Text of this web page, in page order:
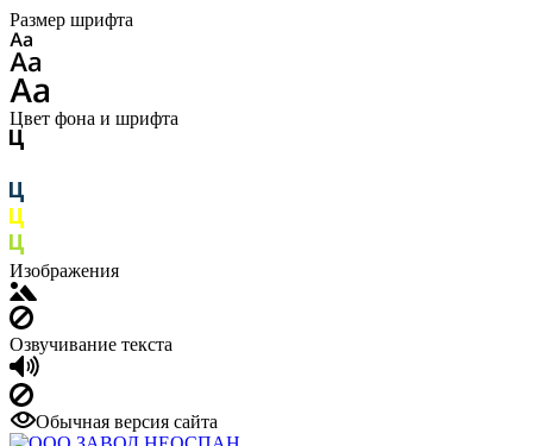
Размер шрифта
Цвет фона и шрифта
Изображения
Озвучивание текста
Обычная версия сайта